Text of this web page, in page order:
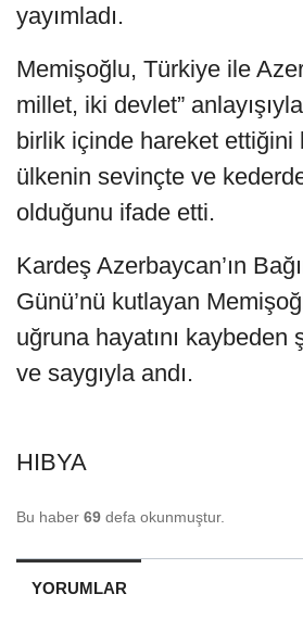
yayımladı.
Memişoğlu, Türkiye ile
millet, iki devlet”
birlik içinde hareket ettiğini
ülkenin sevinçte ve
olduğunu ifade etti.
Kardeş Azerbaycan’ın
Günü’nü kutlayan
uğruna hayatını kaybeden
ve saygıyla andı.
HIBYA
Bu haber 69 defa okunmuştur.
YORUMLAR